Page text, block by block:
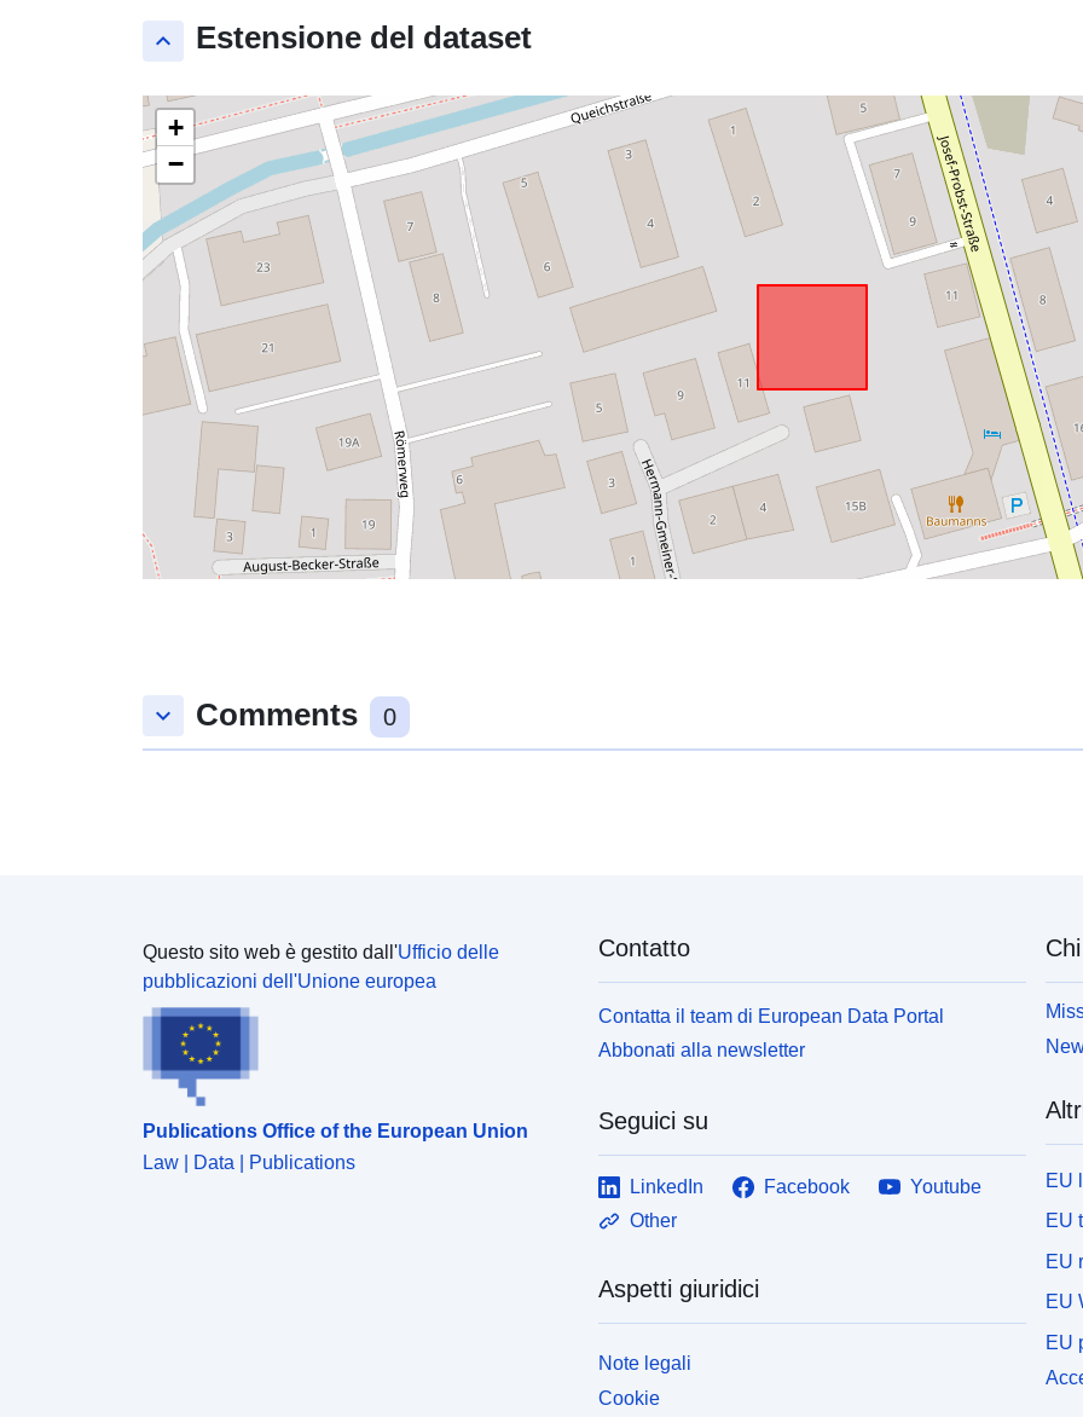
keyboard_arrow_up Estensione del dataset
+
−
keyboard_arrow_down Comments 0
Questo sito web è gestito dall'Ufficio delle
pubblicazioni dell'Unione europea
Publications Office of the European Union
Law | Data | Publications
Contatto
Contatta il team di European Data Portal
Abbonati alla newsletter
Seguici su
LinkedIn Facebook
Youtube
Other
Aspetti giuridici
Note legali
Cookie
EU
EU
EU
EU
EU